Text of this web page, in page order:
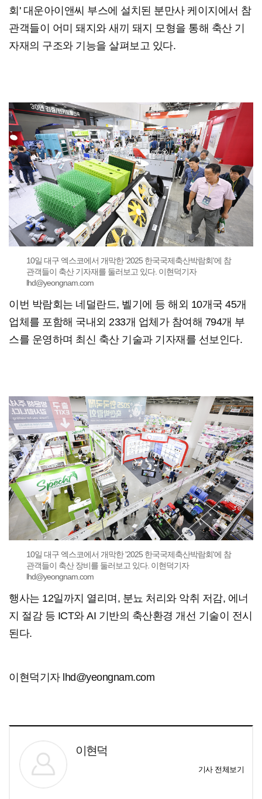
회' 대운아이앤씨 부스에 설치된 분만사 케이지에서 참
관객들이 어미 돼지와 새끼 돼지 모형을 통해 축산 기
자재의 구조와 기능을 살펴보고 있다.
10일 대구 엑스코에서 개막한 '2025 한국국제축산박람회'에 참
관객들이 축산 기자재를 둘러보고 있다. 이현덕기자
lhd@yeongnam.com
이번 박람회는 네덜란드, 벨기에 등 해외 10개국 45개
업체를 포함해 국내외 233개 업체가 참여해 794개 부
스를 운영하며 최신 축산 기술과 기자재를 선보인다.
10일 대구 엑스코에서 개막한 '2025 한국국제축산박람회'에 참
관객들이 축산 장비를 둘러보고 있다. 이현덕기자
lhd@yeongnam.com
행사는 12일까지 열리며, 분뇨 처리와 악취 저감, 에너
지 절감 등 ICT와 AI 기반의 축산환경 개선 기술이 전시
된다.
이현덕기자 lhd@yeongnam.com
이현덕
기사 전체보기